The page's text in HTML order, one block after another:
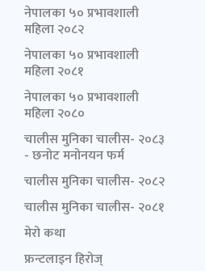
नेपालका ५० प्रभावशाली
महिला २०८२
नेपालका ५० प्रभावशाली
महिला २०८१
नेपालका ५० प्रभावशाली
महिला २०८०
चालीस मुनिका चालीस- २०८३
- छनोट मनोनयन फर्म
चालीस मुनिका चालीस- २०८२
चालीस मुनिका चालीस- २०८१
मेरो कथा
फ्रन्टलाइन हिरोज्